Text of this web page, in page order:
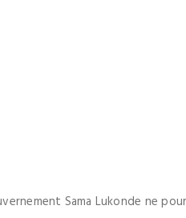
Sama Lukonde ne